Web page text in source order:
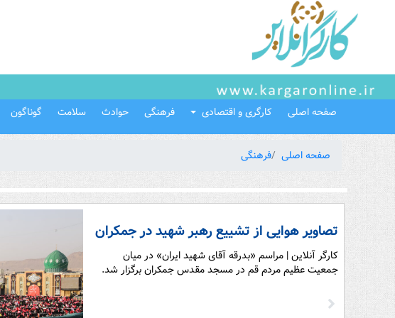
صفحه اصلی کارگری و اقتصادی فرهنگی حوادث سلامت گوناگون
صفحه اصلی فرهنگی
تصاویر هوایی از تشییع رهبر شهید در جمکران
کارگر آنلاین | مراسم «بدرقه آقای شهید ایران» در میان
جمعیت عظیم مردم قم در مسجد مقدس جمکران برگزار شد.